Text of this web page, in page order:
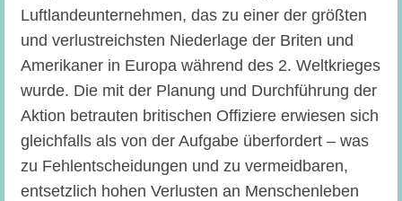
Luftlandeunternehmen, das zu einer der größten
und verlustreichsten Niederlage der Briten und
Amerikaner in Europa während des 2. Weltkrieges
wurde. Die mit der Planung und Durchführung der
Aktion betrauten britischen Offiziere erwiesen sich
gleichfalls als von der Aufgabe überfordert – was
zu Fehlentscheidungen und zu vermeidbaren,
entsetzlich hohen Verlusten an Menschenleben